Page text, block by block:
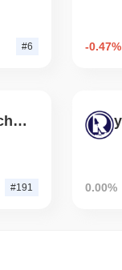
#6 -0.47%
Pulsechain
#191 0.00%